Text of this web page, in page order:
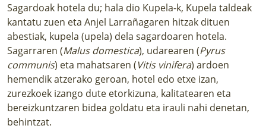
Sagardoak hotela du; hala dio Kupela-k, Kupela taldeak
kantatu zuen eta Anjel Larrañagaren hitzak dituen
abestiak, kupela (upela) dela sagardoaren hotela.
Sagarraren (Malus domestica), udarearen (Pyrus
communis) eta mahatsaren (Vitis vinifera) ardoen
hemendik atzerako geroan, hotel edo etxe izan,
zurezkoek izango dute etorkizuna, kalitatearen eta
bereizkuntzaren bidea goldatu eta irauli nahi denetan,
behintzat.